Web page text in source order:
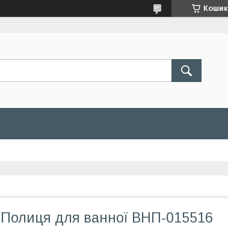
Кошик
Полиця для ванної ВНП-015516